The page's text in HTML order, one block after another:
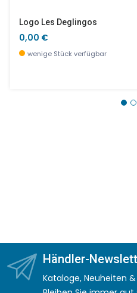
Logo Les Deglingos
0,00 €
wenige Stück verfügbar
Händler-
Kataloge, Neuheiten